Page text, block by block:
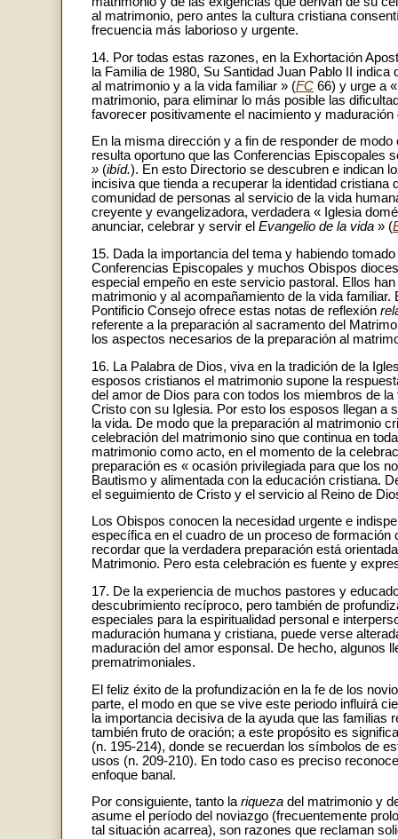
al matrimonio, pero antes la cultura cristiana
frecuencia más laborioso y urgente.
14. Por todas estas razones, en la Exhortación
la Familia de 1980, Su Santidad Juan Pablo II
al matrimonio y a la vida familiar » (FC 66) y urge a
matrimonio, para eliminar lo más posible las
favorecer positivamente el nacimiento y
En la misma dirección y a fin de responder de
resulta oportuno que las Conferencias Episcopales
» (ibíd.). En esto Directorio se descubren e indican
incisiva que tienda a recuperar la identidad
comunidad de personas al servicio de la vida
creyente y evangelizadora, verdadera « Iglesia
anunciar, celebrar y servir el Evangelio de la vida » (
15. Dada la importancia del tema y habiendo
Conferencias Episcopales y muchos Obispos
especial empeño en este servicio pastoral. Ellos
matrimonio y al acompañamiento de la vida
Pontificio Consejo ofrece estas notas de reflexión
referente a la preparación al sacramento del
los aspectos necesarios de la preparación al
16. La Palabra de Dios, viva en la tradición de la
esposos cristianos el matrimonio supone la
del amor de Dios para con todos los miembros de
Cristo con su Iglesia. Por esto los esposos llegan a
la vida. De modo que la preparación al matrimonio
celebración del matrimonio sino que continua en
matrimonio como acto, en el momento de la
preparación es « ocasión privilegiada para que los
Bautismo y alimentada con la educación cristiana.
el seguimiento de Cristo y el servicio al Reino de
Los Obispos conocen la necesidad urgente e
específica en el cuadro de un proceso de
recordar que la verdadera preparación está
Matrimonio. Pero esta celebración es fuente y
17. De la experiencia de muchos pastores y
descubrimiento recíproco, pero también de
especiales para la espiritualidad personal e
maduración humana y cristiana, puede verse
maduración del amor esponsal. De hecho, algunos
prematrimoniales.
El feliz éxito de la profundización en la fe de los
parte, el modo en que se vive este periodo influirá
la importancia decisiva de la ayuda que las
también fruto de oración; a este propósito es
(n. 195-214), donde se recuerdan los símbolos de
usos (n. 209-210). En todo caso es preciso
enfoque banal.
Por consiguiente, tanto la riqueza del matrimonio y
asume el período del noviazgo (frecuentemente
tal situación acarrea), son razones que reclaman